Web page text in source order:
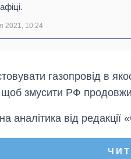
2021, 10:24
газопровід в
змусити РФ
аналітика від